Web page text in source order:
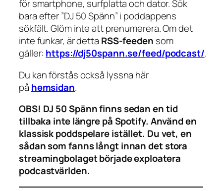
för smartphone, surfplatta och dator. Sök
bara efter ”DJ 50 Spänn” i poddappens
sökfält. Glöm inte att prenumerera. Om det
inte funkar, är detta RSS-feeden som
gäller: https://dj50spann.se/feed/podcast/.
Du kan förstås också lyssna här
på hemsidan.
OBS! DJ 50 Spänn finns sedan en tid
tillbaka inte längre på Spotify. Använd en
klassisk poddspelare istället. Du vet, en
sådan som fanns långt innan det stora
streamingbolaget började exploatera
podcastvärlden.